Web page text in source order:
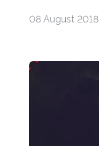
08 August 2018